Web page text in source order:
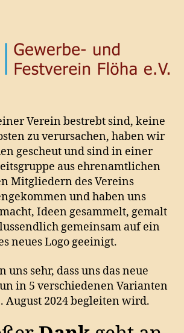
Verein bestrebt sind, keine
zu verursachen, haben wir
gescheut und sind in einer
aus ehrenamtlichen
Mitgliedern des Vereins
und haben uns
Ideen gesammelt, gemalt
gemeinsam auf ein
neues Logo geeinigt.
uns sehr, dass uns das neue
in 5 verschiedenen Varianten
August 2024 begleiten wird.